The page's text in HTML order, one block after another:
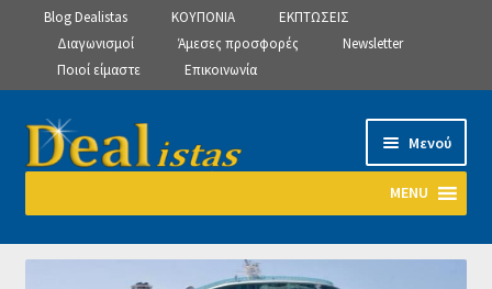
Blog Dealistas ΚΟΥΠΟΝΙΑ
ΕΚΠΤΩΣΕΙΣ
Διαγωνισμοί
Άμεσες προσφορές
Newsletter
Ποιοί είμαστε
Επικοινωνία
Απευθείας
μετάβαση
πλοήγηση
Μετάβαση
σε
Μενού
MENU
Αρχική